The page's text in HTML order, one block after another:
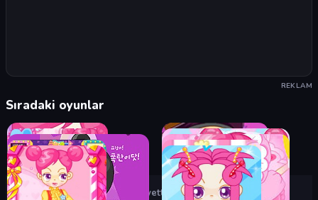
REKLAM
Sıradaki oyunlar
Oyunlar›Sue Oyunları›Sue Diyette